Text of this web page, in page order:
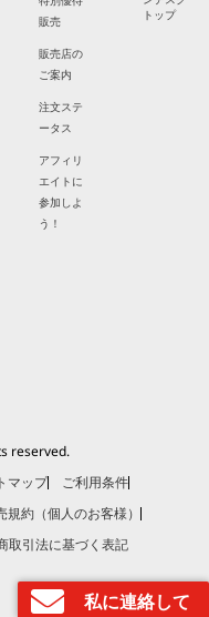
私に連絡して
販売
販売店の
ご案内
注文ステ
ータス
アフィリ
エイトに
参加しよ
う！
トップ
reserved.
マップ
ご利用条件
規約（個人のお客様）
取引法に基づく表記